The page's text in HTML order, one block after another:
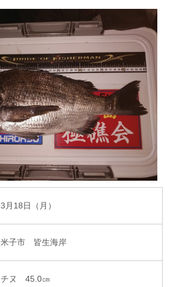
3月18日（月）
米子市 皆生海岸
チヌ 45.0㎝